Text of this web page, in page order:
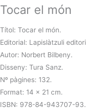
Tocar el món
Títol: Tocar el món.
Editorial: Lapislàtzuli
Autor: Norbert Bilbeny.
Disseny: Tura Sanz.
Nº pàgines: 132.
Format: 14 x 21 cm.
ISBN: 978-84-943707-93.